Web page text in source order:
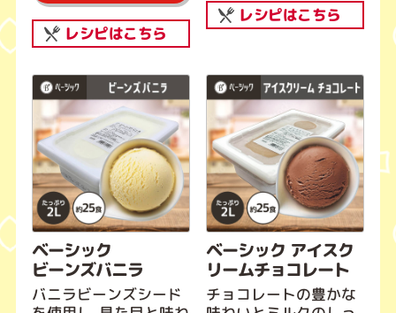
レシピはこちら
レシピはこちら
ベーシック
ビーンズバニラ
バニラビーンズシード
ベーシック アイスク
リームチョコレート
チョコレートの豊かな